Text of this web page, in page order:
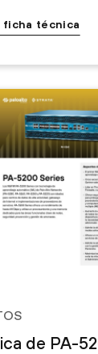
ficha técnica
de PA-